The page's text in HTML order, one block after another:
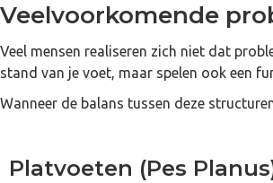
Veelvoorkomende
Veel mensen realiseren zich niet dat
stand van je voet, maar spelen ook een
Wanneer de balans tussen deze
Platvoeten (Pes